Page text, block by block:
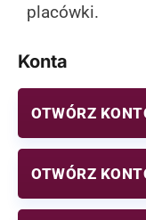
placówki.
Konta
OTWÓRZ
OTWÓRZ